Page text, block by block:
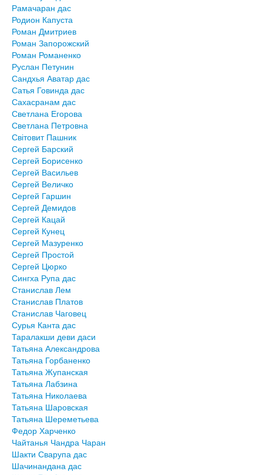
Рамачаран дас
Родион Капуста
Роман Дмитриев
Роман Запорожский
Роман Романенко
Руслан Петунин
Сандхья Аватар дас
Сатья Говинда дас
Сахасранам дас
Светлана Егорова
Светлана Петровна
Світовит Пашник
Сергей Барский
Сергей Борисенко
Сергей Васильев
Сергей Величко
Сергей Гаршин
Сергей Демидов
Сергей Кацай
Сергей Кунец
Сергей Мазуренко
Сергей Простой
Сергей Цюрко
Сингха Рупа дас
Станислав Лем
Станислав Платов
Станислав Чаговец
Сурья Канта дас
Таралакши деви даси
Татьяна Александрова
Татьяна Горбаненко
Татьяна Жупанская
Татьяна Лабзина
Татьяна Николаева
Татьяна Шаровская
Татьяна Шереметьева
Федор Харченко
Чайтанья Чандра Чаран
Шакти Сварупа дас
Шачинандана дас